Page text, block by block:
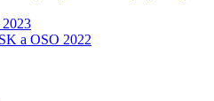
2023
a OSO 2022